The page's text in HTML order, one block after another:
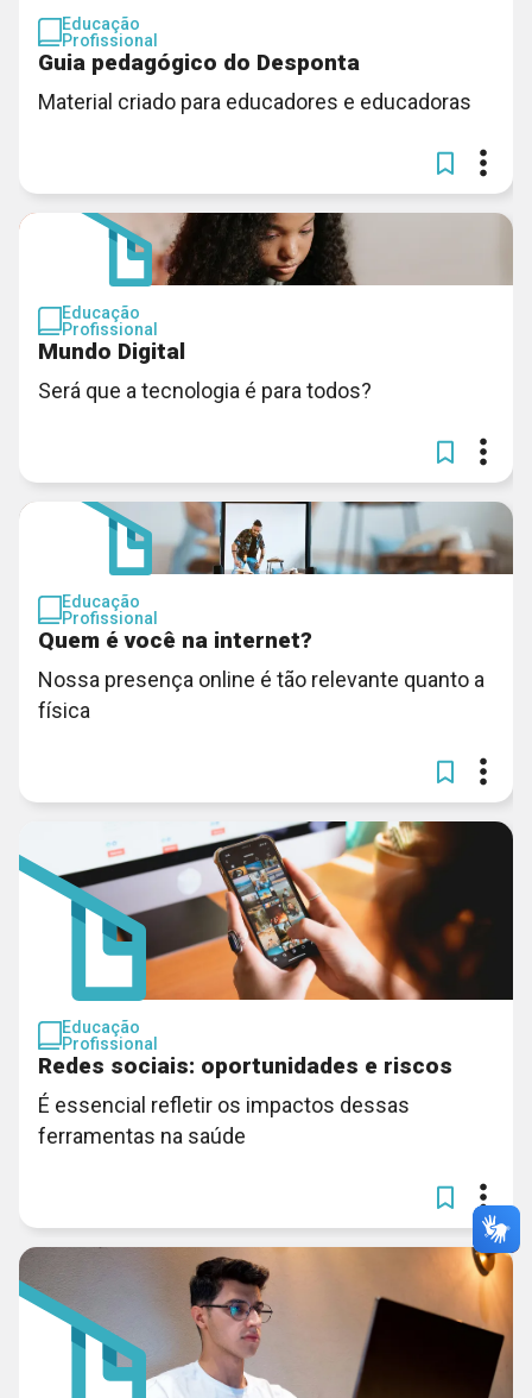
Educação
Profissional
Guia pedagógico do Desponta
Material criado para educadores e educadoras
Educação
Profissional
Mundo Digital
Será que a tecnologia é para todos?
Educação
Profissional
Quem é você na internet?
Nossa presença online é tão relevante quanto a
física
Educação
Profissional
Redes sociais: oportunidades e riscos
É essencial refletir os impactos dessas
ferramentas na saúde